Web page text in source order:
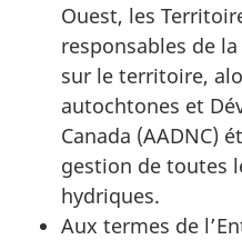
Ouest, les
responsables de
sur le territoire,
autochtones et
Canada (AADNC)
gestion de toutes
hydriques.
Aux termes de